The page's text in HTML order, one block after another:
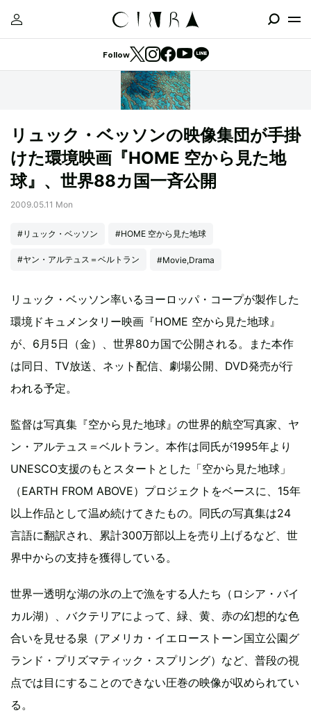
Follow
リュック・ベッソンの映像集団が手掛
けた環境映画『HOME 空から見た地
球』、世界88カ国一斉公開
2009.05.11 Mon
#リュック・ベッソン #HOME 空から見た地球
#ヤン・アルテュス＝ベルトラン #Movie,Drama
リュック・ベッソン率いるヨーロッパ・コープが製作した
環境ドキュメンタリー映画『HOME 空から見た地球』
が、6月5日（金）、世界80カ国で公開される。また本作
は同日、TV放送、ネット配信、劇場公開、DVD発売が行
われる予定。
監督は写真集『空から見た地球』の世界的航空写真家、ヤ
ン・アルテュス＝ベルトラン。本作は同氏が1995年より
UNESCO支援のもとスタートとした「空から見た地球」
（EARTH FROM ABOVE）プロジェクトをベースに、15年
以上作品として温め続けてきたもの。同氏の写真集は24
言語に翻訳され、累計300万部以上を売り上げるなど、世
界中からの支持を獲得している。
世界一透明な湖の氷の上で漁をする人たち（ロシア・バイ
カル湖）、バクテリアによって、緑、黄、赤の幻想的な色
合いを見せる泉（アメリカ・イエローストーン国立公園グ
ランド・プリズマティック・スプリング）など、普段の視
点では目にすることのできない圧巻の映像が収められてい
る。